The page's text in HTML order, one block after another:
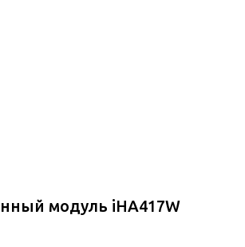
модуль iHA417W